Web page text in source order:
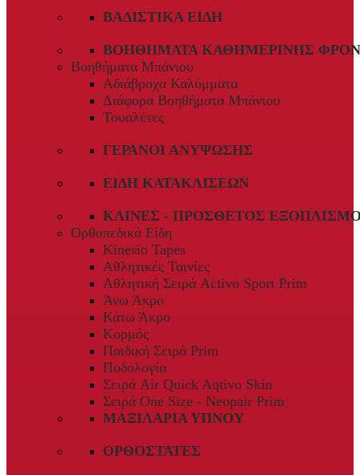
ΒΑΔΙΣΤΙΚΆ ΕΊΔΗ
ΒΟΗΘΉΜΑΤΑ ΚΑΘΗΜΕΡΙΝΉΣ
Βοηθήματα Μπάνιου
Αδιάβροχα Καλύμματα
Διάφορα Βοηθήματα Μπάνιου
Τουαλέτες
ΓΕΡΑΝΟΊ ΑΝΎΨΩΣΗΣ
ΕΊΔΗ ΚΑΤΑΚΛΊΣΕΩΝ
ΚΛΊΝΕΣ - ΠΡΌΣΘΕΤΟΣ
Ορθοπεδικά Είδη
Kinesio Tapes
Αθλητικές Ταινίες
Αθλητική Σειρά Activo Sport Prim
Άνω Άκρο
Κάτω Άκρο
Κορμός
Παιδική Σειρά Prim
Ποδολογία
Σειρά Air Quick Aqtivo Skin
Σειρά One Size - Neopair Prim
ΜΑΞΙΛΆΡΙΑ ΎΠΝΟΥ
ΟΡΘΟΣΤΆΤΕΣ